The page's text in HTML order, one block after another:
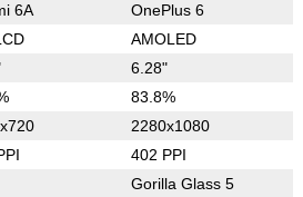
6A OnePlus 6
AMOLED
6.28"
83.8%
2280x1080
402 PPI
Gorilla Glass 5